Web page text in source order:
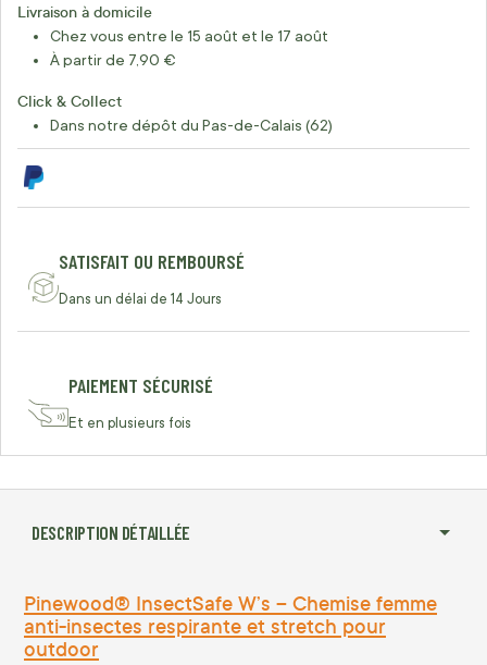
Livraison à domicile
Chez vous entre le 15 août et le 17 août
À partir de 7,90 €
Click & Collect
Dans notre dépôt du Pas-de-Calais (62)
SATISFAIT OU REMBOURSÉ
Dans un délai de 14 Jours
PAIEMENT SÉCURISÉ
Et en plusieurs fois
DESCRIPTION DÉTAILLÉE
Pinewood® InsectSafe W’s – Chemise femme
anti-insectes respirante et stretch pour
outdoor